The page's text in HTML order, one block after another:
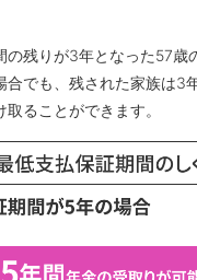
の残りが3年となった57歳
合でも、残された家族は3
ることができます。